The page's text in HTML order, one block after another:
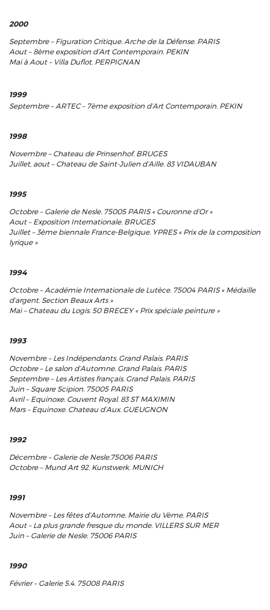
2000
Septembre – Figuration Critique. Arche de la Défense. PARIS
Aout – 8ème exposition d’Art Contemporain. PEKIN
Mai à Aout – Villa Duflot. PERPIGNAN
1999
Septembre – ARTEC – 7ème exposition d’Art Contemporain. PEKIN
1998
Novembre – Chateau de Prinsenhof. BRUGES
Juillet, aout – Chateau de Saint-Julien d’Aille. 83 VIDAUBAN
1995
Octobre – Galerie de Nesle. 75005 PARIS « Couronne d’Or »
Aout – Exposition Internationale. BRUGES
Juillet – 3ème biennale France-Belgique. YPRES « Prix de la composition
lyrique »
1994
Octobre – Académie Internationale de Lutèce. 75004 PARIS « Médaille
d’argent. Section Beaux Arts »
Mai – Chateau du Logis. 50 BRECEY « Prix spéciale peinture »
1993
Novembre – Les Indépendants. Grand Palais. PARIS
Octobre – Le salon d’Automne. Grand Palais. PARIS
Septembre – Les Artistes français. Grand Palais. PARIS
Juin – Square Scipion. 75005 PARIS
Avril – Equinoxe. Couvent Royal. 83 ST MAXIMIN
Mars – Equinoxe. Chateau d’Aux. GUEUGNON
1992
Décembre – Galerie de Nesle.75006 PARIS
Octobre – Mund Art 92. Kunstwerk. MUNICH
1991
Novembre – Les fêtes d’Automne. Mairie du Vème. PARIS
Aout – La plus grande fresque du monde. VILLERS SUR MER
Juin – Galerie de Nesle. 75006 PARIS
1990
Février – Galerie 5.4. 75008 PARIS